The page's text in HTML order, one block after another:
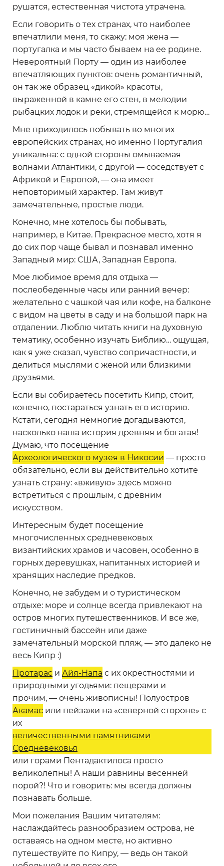
рушатся, естественная чистота утрачена.
Если говорить о тех странах, что наиболее
впечатлили меня, то скажу: моя жена —
португалка и мы часто бываем на ее родине.
Невероятный Порту — один из наиболее
впечатляющих пунктов: очень романтичный,
он так же образец «дикой» красоты,
выраженной в камне его стен, в мелодии
рыбацких лодок и реки, стремящейся к морю…
Мне приходилось побывать во многих
европейских странах, но именно Португалия
уникальна: с одной стороны омываемая
волнами Атлантики, с другой — соседствует с
Африкой и Европой, — она имеет
неповторимый характер. Там живут
замечательные, простые люди.
Конечно, мне хотелось бы побывать,
например, в Китае. Прекрасное место, хотя я
до сих пор чаще бывал и познавал именно
Западный мир: США, Западная Европа.
Мое любимое время для отдыха —
послеобеденные часы или ранний вечер:
желательно с чашкой чая или кофе, на балконе
с видом на цветы в саду и на большой парк на
отдалении. Люблю читать книги на духовную
тематику, особенно изучать Библию… ощущая,
как я уже сказал, чувство сопричастности, и
делиться мыслями с женой или близкими
друзьями.
Если вы собираетесь посетить Кипр, стоит,
конечно, постараться узнать его историю.
Кстати, сегодня немногие догадываются,
насколько наша история древняя и богатая!
Думаю, что посещение
Археологического музея в Никосии — просто
обязательно, если вы действительно хотите
узнать страну: «вживую» здесь можно
встретиться с прошлым, с древним
искусством.
Интересным будет посещение
многочисленных средневековых
византийских храмов и часовен, особенно в
горных деревушках, напитанных историей и
хранящих наследие предков.
Конечно, не забудем и о туристическом
отдыхе: море и солнце всегда привлекают на
остров многих путешественников. И все же,
гостиничный бассейн или даже
замечательный морской пляж, — это далеко не
весь Кипр :)
Протарас и Айя-Напа с их окрестностями и
природными угодьями: пещерами и
прочим, — очень живописны! Полуостров
Акамас или пейзажи на «северной стороне» с
их
величественными памятниками
Средневековья
или горами Пентадактилоса просто
великолепны! А наши равнины весенней
порой?! Что и говорить: мы всегда должны
познавать больше.
Мои пожелания Вашим читателям:
наслаждайтесь разнообразием острова, не
оставаясь на одном месте, но активно
путешествуйте по Кипру, — ведь он такой